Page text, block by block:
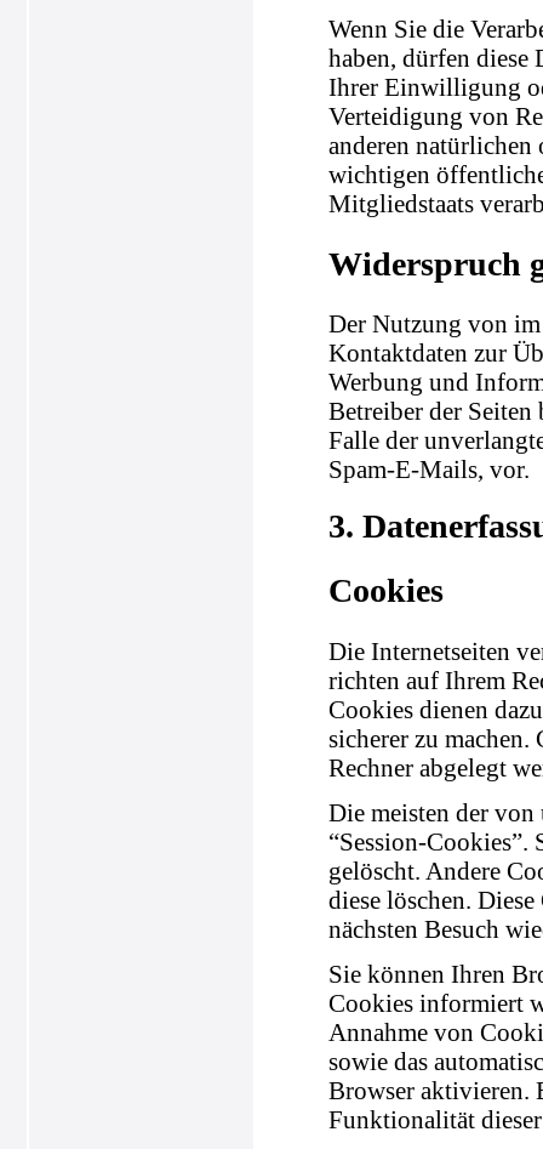
Wenn Sie die
haben, dürfen diese
Ihrer Einwilligung
Verteidigung von
anderen natürlichen
wichtigen
Mitgliedstaats
Widerspruch
Der Nutzung von
Kontaktdaten zur
Werbung und
Betreiber der
Falle der
Spam-E-Mails, vor.
3.
Cookies
Die Internetseiten
richten auf Ihrem
Cookies dienen
sicherer zu
Rechner abgelegt
Die meisten der von
“Session-Cookies”.
gelöscht. Andere
diese löschen.
nächsten Besuch
Sie können Ihren
Cookies informiert
Annahme von
sowie das
Browser aktivieren.
Funktionalität